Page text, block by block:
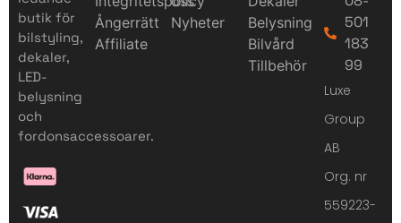
butik för
bilstyling,
dekaler,
LED-
belysning
och
fordonsaccessoarer.
Ångerrätt
Affiliate
Nyheter
Belysning
Bilvård
Tillbehör
501
183
99
Luxe
Group
AB
Org. nr
559223-